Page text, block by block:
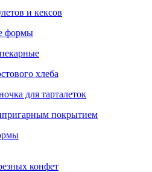
и кексов
формы
хлеба
для тарталеток
покрытием
конфет